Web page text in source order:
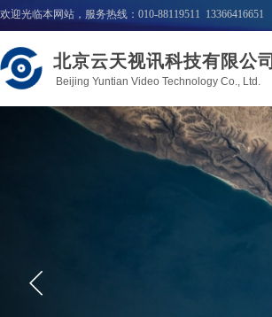
欢迎光临本网站，服务热线：010-88119511 13366416651
北京云天视讯科技有限公司
Beijing Yuntian Video Technology Co., Ltd.